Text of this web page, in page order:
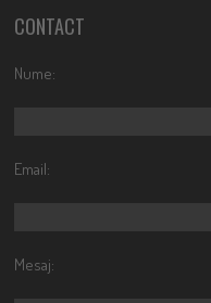
CONTACT
Nume:
Email:
Mesaj: